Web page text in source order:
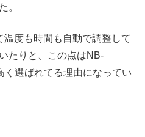
。
温度も時間も自動で調整して
たりと、この点はNB-
く選ばれてる理由になってい